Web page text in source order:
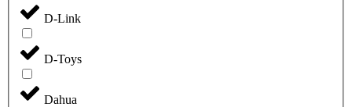
D-Link
D-Toys
Dahua